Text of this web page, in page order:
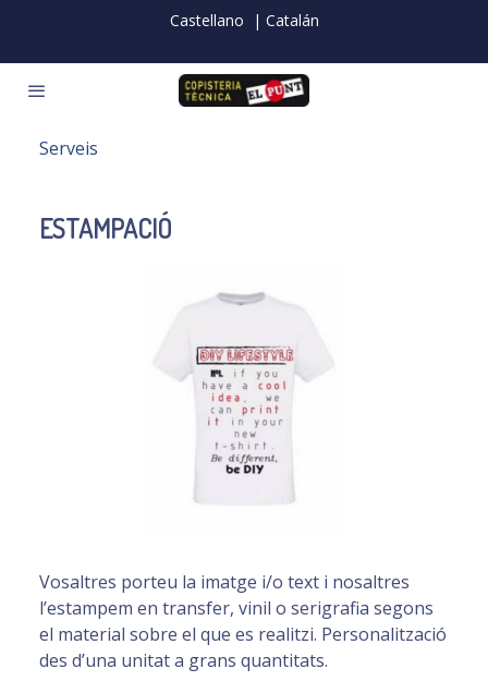
Castellano | Catalán
Serveis
ESTAMPACIÓ
Vosaltres porteu la imatge i/o text i nosaltres
l’estampem en transfer, vinil o serigrafia segons
el material sobre el que es realitzi. Personalització
des d’una unitat a grans quantitats.